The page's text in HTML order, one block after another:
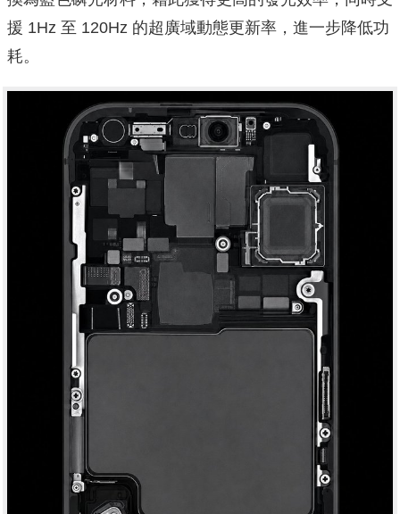
援 1Hz 至 120Hz 的超廣域動態更新率，進一步降低功
耗。